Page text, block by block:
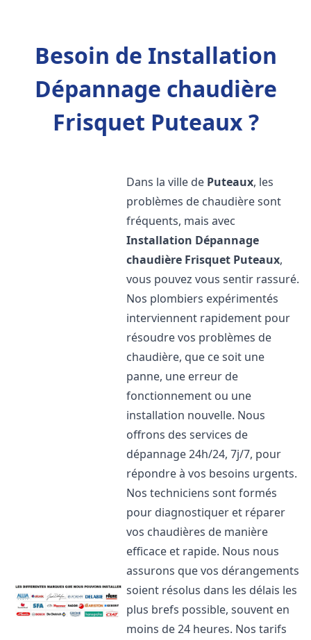
Besoin de Installation
Dépannage chaudière
Frisquet Puteaux ?
Dans la ville de Puteaux, les
problèmes de chaudière sont
fréquents, mais avec
Installation Dépannage
chaudière Frisquet Puteaux,
vous pouvez vous sentir rassuré.
Nos plombiers expérimentés
interviennent rapidement pour
résoudre vos problèmes de
chaudière, que ce soit une
panne, une erreur de
fonctionnement ou une
installation nouvelle. Nous
offrons des services de
dépannage 24h/24, 7j/7, pour
répondre à vos besoins urgents.
Nos techniciens sont formés
pour diagnostiquer et réparer
vos chaudières de manière
efficace et rapide. Nous nous
assurons que vos dérangements
soient résolus dans les délais les
plus brefs possible, souvent en
moins de 24 heures. Nos tarifs